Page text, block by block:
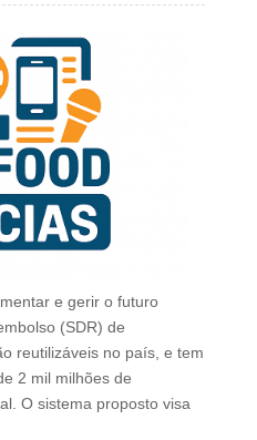
e gerir o futuro
(SDR) de
reutilizáveis no país, e tem
2 mil milhões de
O sistema proposto visa